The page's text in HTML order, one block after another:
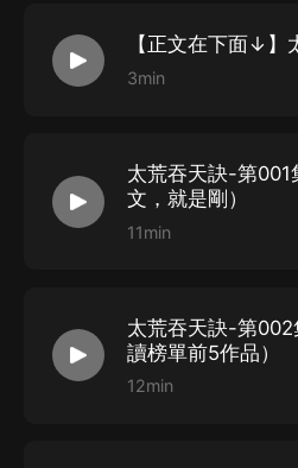
（紫襟劇社）軟軟-陳樂瑤，星
（紫襟劇社）小崴崴-齊凝雲，
（紫襟劇社）酒鯉-藍若雨，慕
酥栗-簡杏兒，嚴如玉
子銘-左弘，柏雲
（紫襟劇社）儲彬-雷濤
（紫襟劇社）呼呼哈哈波-藍余
【正文在下面↓】
3min
太荒吞天訣-第001
文，就是剛）
11min
太荒吞天訣-第
讀榜單前5作品）
12min